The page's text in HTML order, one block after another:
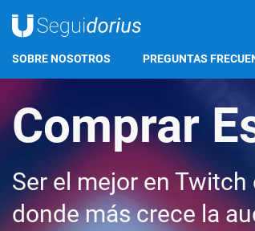
SOBRE NOSOTROS PREGUNTAS
Comprar
Ser el mejor en
donde más crece la